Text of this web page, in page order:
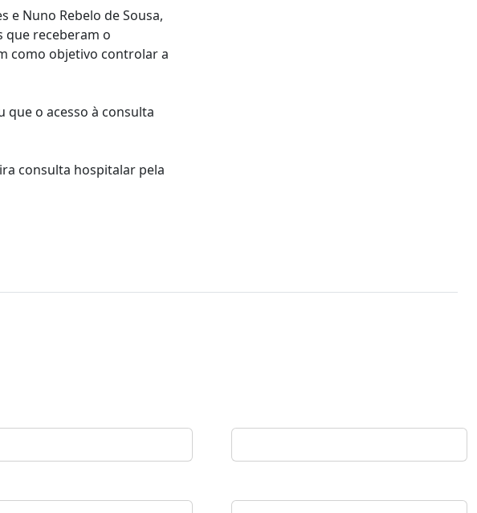
e Nuno Rebelo de Sousa,
que receberam o
como objetivo controlar a
que o acesso à consulta
consulta hospitalar pela